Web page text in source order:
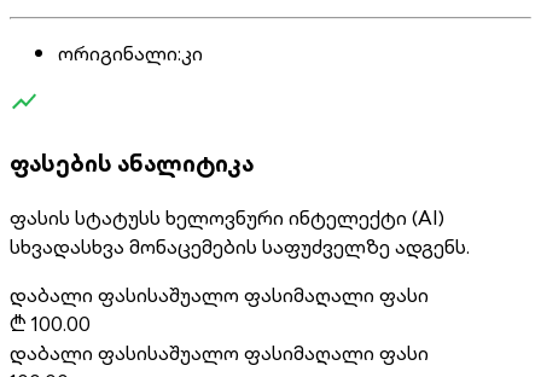
ორიგინალი:კი
ფასების ანალიტიკა
ფასის სტატუსს ხელოვნური ინტელექტი (AI)
სხვადასხვა მონაცემების საფუძველზე ადგენს.
დაბალი ფასისაშუალო ფასიმაღალი ფასი
₾ 100.00
დაბალი ფასისაშუალო ფასიმაღალი ფასი